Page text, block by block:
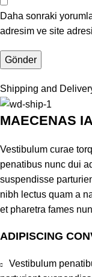
Daha sonraki
adresim ve site
Shipping and
MAECENAS
Vestibulum curae
penatibus nunc dui
suspendisse
nibh lectus quam a
et pharetra fames
ADIPISCING
Vestibulum